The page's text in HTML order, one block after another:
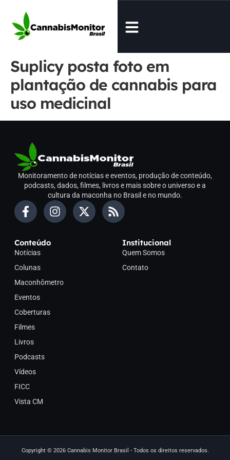
Suplicy posta foto em
plantação de cannabis para
uso medicinal
Monitoramento de notícias e eventos, produção de conteúdo,
podcasts, dados, filmes, livros e mais sobre o universo e a
cultura da maconha no Brasil e no mundo.
Conteúdo
Notícias
Colunas
Maconhômetro
Eventos
Coberturas
Filmes
Livros
Podcasts
Vídeos
FICC
Vista CM
Institucional
Quem Somos
Contato
Copyright © 2026 Cannabis Monitor Brasil - Todos os direitos reservados.